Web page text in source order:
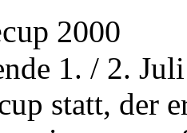
2000
1. / 2.
statt, der